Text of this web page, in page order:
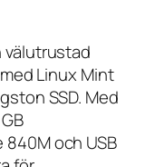
välutrustad
Linux Mint
SSD. Med
840M och USB